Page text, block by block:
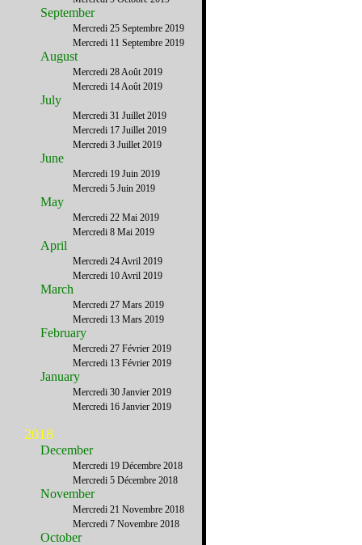
September
Mercredi 25 Septembre 2019
Mercredi 11 Septembre 2019
August
Mercredi 28 Août 2019
Mercredi 14 Août 2019
July
Mercredi 31 Juillet 2019
Mercredi 17 Juillet 2019
Mercredi 3 Juillet 2019
June
Mercredi 19 Juin 2019
Mercredi 5 Juin 2019
May
Mercredi 22 Mai 2019
Mercredi 8 Mai 2019
April
Mercredi 24 Avril 2019
Mercredi 10 Avril 2019
March
Mercredi 27 Mars 2019
Mercredi 13 Mars 2019
February
Mercredi 27 Février 2019
Mercredi 13 Février 2019
January
Mercredi 30 Janvier 2019
Mercredi 16 Janvier 2019
2018
December
Mercredi 19 Décembre 2018
Mercredi 5 Décembre 2018
November
Mercredi 21 Novembre 2018
Mercredi 7 Novembre 2018
October